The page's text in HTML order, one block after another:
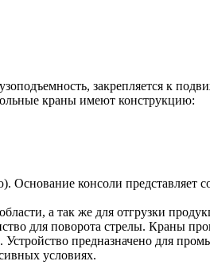
закрепляется к
краны имеют конструкцию:
Основание консоли представляет
а так же для отгрузки
для поворота стрелы. Краны
предназначено для
условиях.